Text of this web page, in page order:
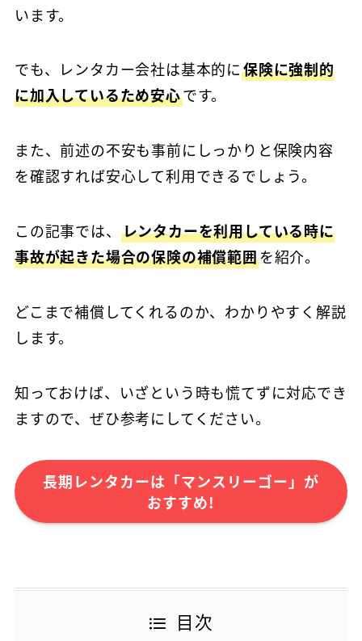
います。
でも、レンタカー会社は基本的に保険に強制的
に加入しているため安心です。
また、前述の不安も事前にしっかりと保険内容
を確認すれば安心して利用できるでしょう。
この記事では、 レンタカーを利用している時に
事故が起きた場合の保険の補償範囲を紹介。
どこまで補償してくれるのか、わかりやすく解説
します。
知っておけば、いざという時も慌てずに対応でき
ますので、ぜひ参考にしてください。
長期レンタカーは「マンスリーゴー」が
おすすめ!
目次